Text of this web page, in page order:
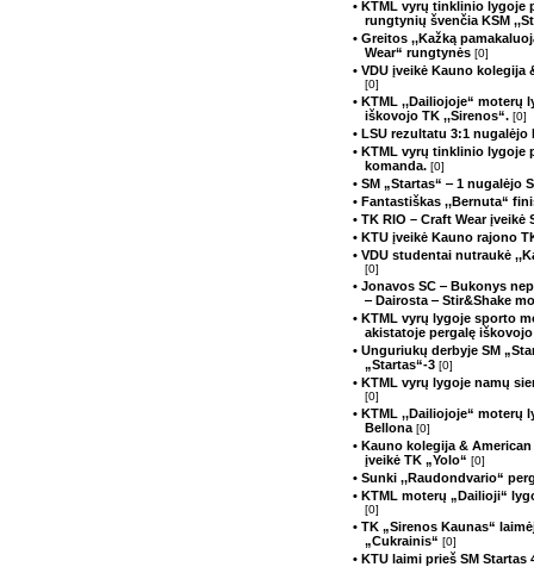
• KTML vyrų tinklinio lygoje
rungtynių švenčia KSM
• Greitos ,,Kažką
Wear“ rungtynės [0]
• VDU įveikė Kauno
[0]
• KTML ,,Dailiojoje“ moterų
iškovojo TK ,,Sirenos“. [0]
• LSU rezultatu 3:1 nugalėjo
• KTML vyrų tinklinio lygoje
komanda. [0]
• SM „Startas“ ‒ 1 nugalėjo
• Fantastiškas ,,Bernuta“
• TK RIO – Craft Wear įveikė
• KTU įveikė Kauno rajono
• VDU studentai nutraukė
[0]
• Jonavos SC ‒ Bukonys
‒ Dairosta ‒ Stir&Shake
• KTML vyrų lygoje sporto
akistatoje pergalę
• Unguriukų derbyje SM
„Startas“-3 [0]
• KTML vyrų lygoje namų
[0]
• KTML ,,Dailiojoje“ moterų
Bellona [0]
• Kauno kolegija &
įveikė TK „Yolo“ [0]
• Sunki ,,Raudondvario“
• KTML moterų „Dailioji“
[0]
• TK „Sirenos Kaunas“
„Cukrainis“ [0]
• KTU laimi prieš SM